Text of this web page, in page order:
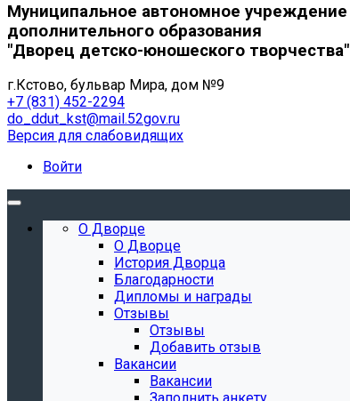
Муниципальное автономное учреждение
дополнительного образования
"Дворец детско-юношеского творчества"
г.Кстово, бульвар Мира, дом №9
+7 (831) 452-2294
do_ddut_kst@mail.52gov.ru
Версия для слабовидящих
Войти
О Дворце
О Дворце
История Дворца
Благодарности
Дипломы и награды
Отзывы
Отзывы
Добавить отзыв
Вакансии
Вакансии